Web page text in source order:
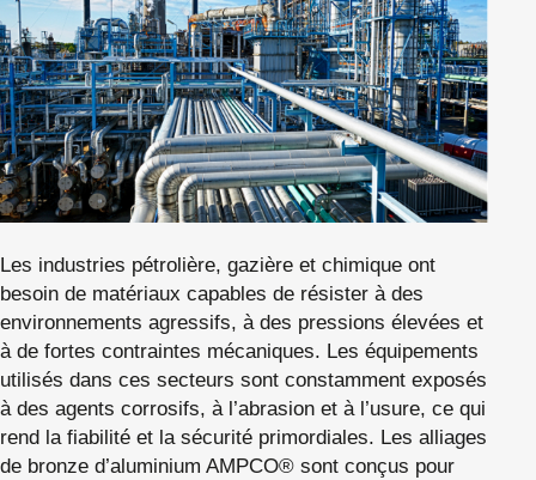
Les industries pétrolière, gazière et chimique ont
besoin de matériaux capables de résister à des
environnements agressifs, à des pressions élevées et
à de fortes contraintes mécaniques. Les équipements
utilisés dans ces secteurs sont constamment exposés
à des agents corrosifs, à l’abrasion et à l’usure, ce qui
rend la fiabilité et la sécurité primordiales. Les alliages
de bronze d’aluminium AMPCO® sont conçus pour